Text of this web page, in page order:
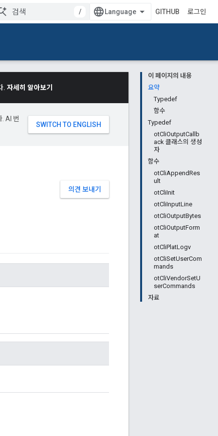
/ GITHUB 로그인
이 페이지의 내용
요약
Typedef
함수
Typedef
otCliOutputCallb
ack 클래스의 생성
자
함수
otCliAppendRes
ult
otCliInit
otCliInputLine
otCliOutputBytes
otCliOutputForm
at
otCliPlatLogv
otCliSetUserCom
mands
otCliVendorSetU
serCommands
자료
. 자세히 알아보기
AI 번
의견 보내기